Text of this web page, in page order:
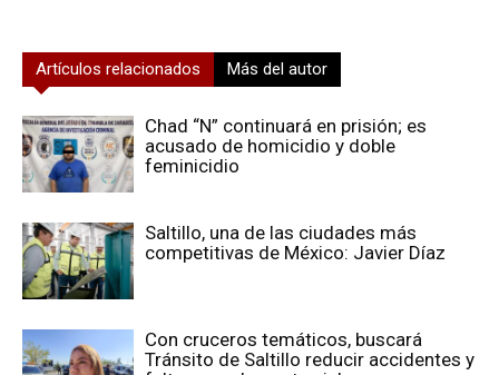
Artículos relacionados Más del autor
Chad “N” continuará en prisión; es
acusado de homicidio y doble
feminicidio
Saltillo, una de las ciudades más
competitivas de México: Javier Díaz
Con cruceros temáticos, buscará
Tránsito de Saltillo reducir accidentes y